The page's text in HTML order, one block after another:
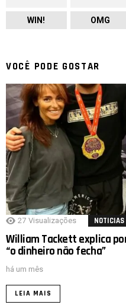
WIN! OMG
VOCÊ PODE GOSTAR
27 Visualizações NOTICIAS
William Tackett explica
“o dinheiro não fecha”
há um mês
LEIA MAIS